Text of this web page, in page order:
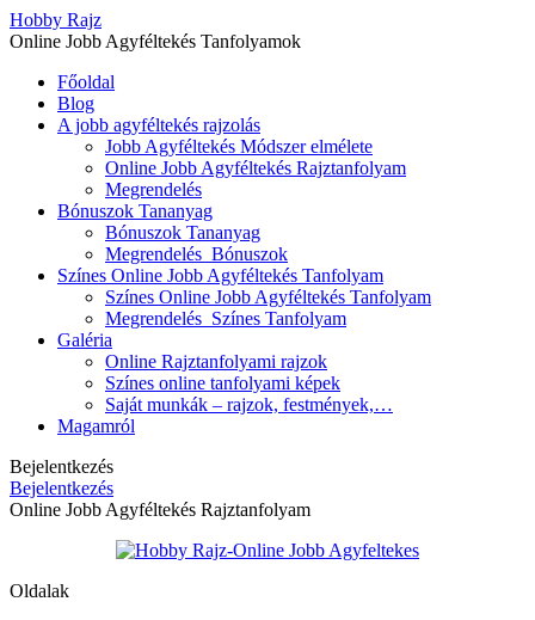
Hobby Rajz
Online Jobb Agyféltekés Tanfolyamok
Főoldal
Blog
A jobb agyféltekés rajzolás
Jobb Agyféltekés Módszer elmélete
Online Jobb Agyféltekés Rajztanfolyam
Megrendelés
Bónuszok Tananyag
Bónuszok Tananyag
Megrendelés_Bónuszok
Színes Online Jobb Agyféltekés Tanfolyam
Színes Online Jobb Agyféltekés Tanfolyam
Megrendelés_Színes Tanfolyam
Galéria
Online Rajztanfolyami rajzok
Színes online tanfolyami képek
Saját munkák – rajzok, festmények,…
Magamról
Bejelentkezés
Bejelentkezés
Online Jobb Agyféltekés Rajztanfolyam
Oldalak